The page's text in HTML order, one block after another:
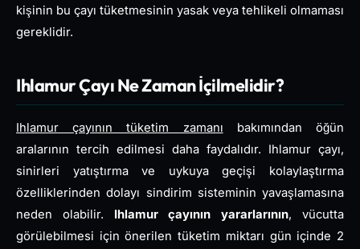
kişinin bu çayı tüketmesinin yasak veya tehlikeli olmaması
gereklidir.
Ihlamur Çayı Ne Zaman İçilmelidir?
Ihlamur çayının tüketim zamanı bakımından öğün
aralarının tercih edilmesi daha faydalıdır. Ihlamur çayı,
sinirleri yatıştırma ve uykuya geçişi kolaylaştırma
özelliklerinden dolayı sindirim sisteminin yavaşlamasına
neden olabilir. Ihlamur çayının yararlarının, vücutta
görülebilmesi için önerilen tüketim miktarı gün içinde 2